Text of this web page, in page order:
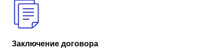
Заключение договора